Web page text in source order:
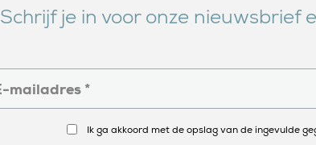
Schrijf je in voor onze nieuwsbrief
Ik ga akkoord met de opslag van de ingevulde